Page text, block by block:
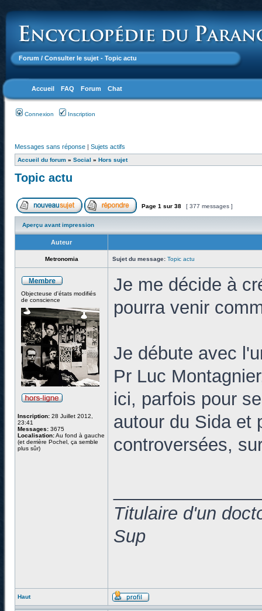
Forum / Consulter le sujet - Topic actu
Accueil FAQ Forum Chat
Connexion Inscription
Messages sans réponse | Sujets actifs
Accueil du forum » Social » Hors sujet
Topic actu
Page 1 sur 38 [ 377 messages ]
Aperçu avant impression
Auteur
Metronomia Sujet du message: Topic actu
Objecteuse d'états modifiés
de conscience
Inscription: 28 Juillet 2012,
23:41
Messages: 3675
Localisation:Au fond à gauche
(et derrière Pochel, ça semble
plus sûr)
Je me décide à
pourra venir
Je débute avec
Pr Luc
ici, parfois pour
autour du Sida et
controversées,
Titulaire d'un
Sup
Haut